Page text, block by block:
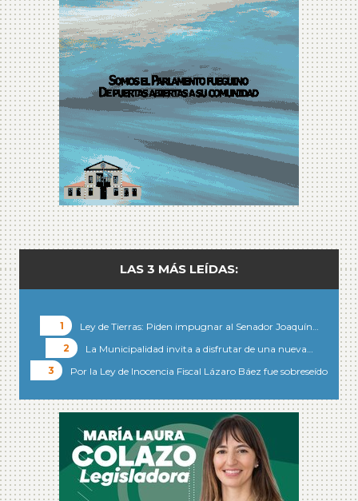
LAS 3 MÁS LEÍDAS:
Ley de Tierras: Piden impugnar al Senador Joaquín…
La Municipalidad invita a disfrutar de una nueva…
Por la Ley de Inocencia Fiscal Lázaro Báez fue sobreseído